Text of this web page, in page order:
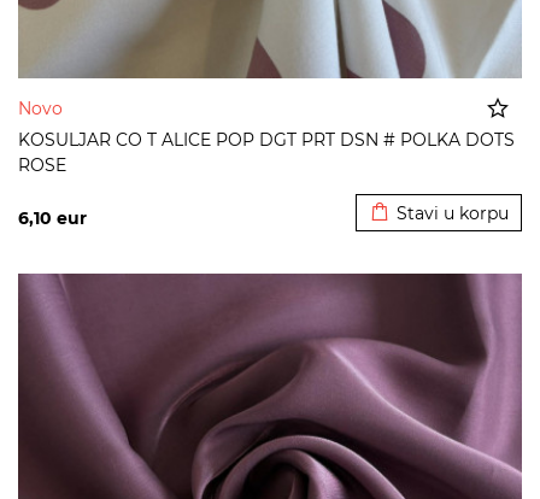
Novo
KOSULJAR CO T ALICE POP DGT PRT DSN # POLKA DOTS
ROSE
6,10 eur Stavi u korpu